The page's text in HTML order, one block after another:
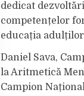
dedicat
competențelor
educația adulților
Daniel Sava,
la Aritmetică
Campion